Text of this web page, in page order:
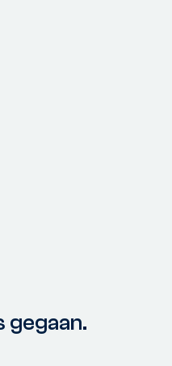
gegaan.